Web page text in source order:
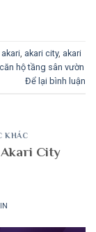
akari akari city, akari
căn hộ tầng sân vườn
Để lại bình luận
KHÁC
City